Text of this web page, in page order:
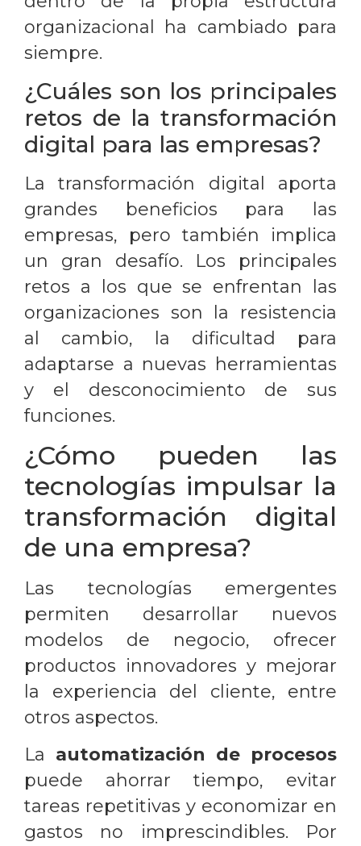
organizacional ha cambiado para
siempre.
¿Cuáles son los principales
retos de la transformación
digital para las empresas?
La transformación digital aporta
grandes beneficios para las
empresas, pero también implica
un gran desafío. Los principales
retos a los que se enfrentan las
organizaciones son la resistencia
al cambio, la dificultad para
adaptarse a nuevas herramientas
y el desconocimiento de sus
funciones.
¿Cómo pueden las
tecnologías impulsar la
transformación digital
de una empresa?
Las tecnologías emergentes
permiten desarrollar nuevos
modelos de negocio, ofrecer
productos innovadores y mejorar
la experiencia del cliente, entre
otros aspectos.
La automatización de procesos
puede ahorrar tiempo, evitar
tareas repetitivas y economizar en
gastos no imprescindibles. Por